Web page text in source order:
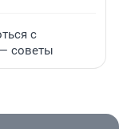
с
советы